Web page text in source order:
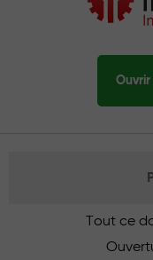
Tout ce